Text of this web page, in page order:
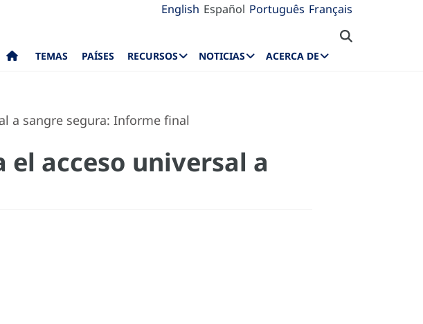
English Español Português Français
TEMAS PAÍSES RECURSOS NOTICIAS ACERCA DE
a sangre segura: Informe final
el acceso universal a